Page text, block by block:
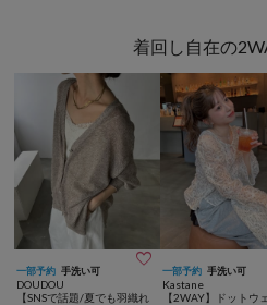
着回し自在の
一部予約 手洗い可 
DOUDOU
【SNSで話題/夏でも羽織れ
一部予約 手洗い可
Kastane
【2WAY】ドットウ